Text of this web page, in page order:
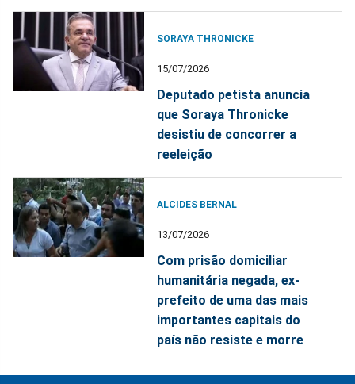
SORAYA THRONICKE
15/07/2026
Deputado petista anuncia
que Soraya Thronicke
desistiu de concorrer a
reeleição
ALCIDES BERNAL
13/07/2026
Com prisão domiciliar
humanitária negada, ex-
prefeito de uma das mais
importantes capitais do
país não resiste e morre